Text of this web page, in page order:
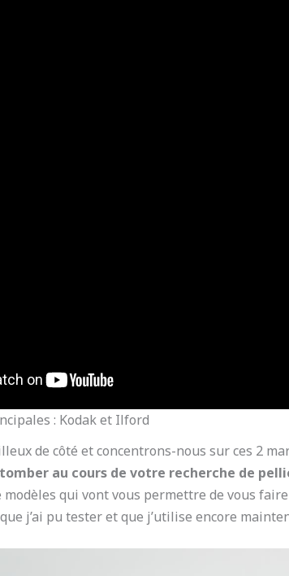
: Kodak et Ilford
de côté et concentrons-nous sur ces 2
au cours de votre recherche de
qui vont vous permettre de vous
j’ai pu tester et que j’utilise encore